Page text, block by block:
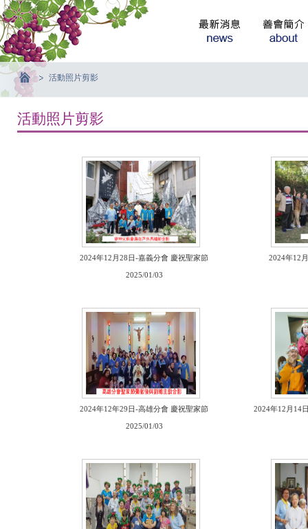
活動照片剪影
活動照片剪影
2024年12月28日-嘉義分會 慶祝聖家節
2025/01/03
2024年12
2024年12年29日-高雄分會 慶祝聖家節
2025/01/03
2024年12月14